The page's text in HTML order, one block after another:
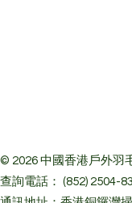
© 2026 中國香港戶外羽
查詢電話： (852) 2504-